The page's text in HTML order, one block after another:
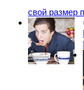
свой размер